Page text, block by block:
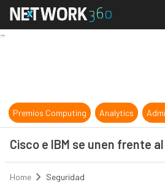
Cisco e
Premios Computing Analytics
Cisco e IBM se unen frente
Home Seguridad